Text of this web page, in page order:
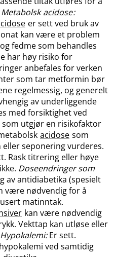
Metabolskacidose:
er sett ved bruk av
kan være et problem
fedme som behandles
har høy risiko for
anbefales for verken
som tar metformin bør
regelmessig, og generelt
av underliggende
med forsiktighet ved
utgjør en risikofaktor
acidose som
seponering vurderes.
Rask titrering eller høye
Doseendringer som
av antidiabetika (spesielt
være nødvendig for å
matinntak.
kan være nødvendig
Vekttap kan utløse eller
Hypokalemi:Er sett.
ved samtidig